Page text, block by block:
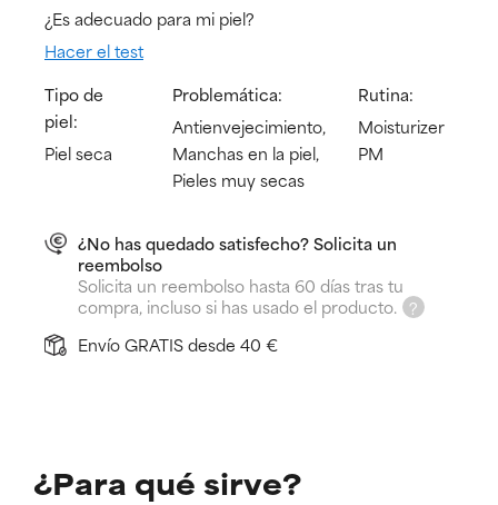
¿Es adecuado para mi piel?
Hacer el test
Tipo de
piel:
Piel seca
Problemática:
Antienvejecimiento,
Manchas en la piel,
Pieles muy secas
Rutina:
Moisturizer
PM
¿No has quedado satisfecho? Solicita un
reembolso
Solicita un reembolso hasta 60 días tras tu
compra, incluso si has usado el producto.
Envío GRATIS desde 40 €
¿Para qué sirve?